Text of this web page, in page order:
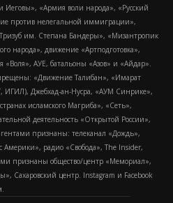
Иеговы», «Армия воли народа», «Русский
против нелегальной иммиграции»,
им. Степана Бандеры», «Мизантропик
народа», движение «Артподготовка»,
«Воля», АУЕ, батальоны «Азов» и «Айдар».
«Движение Талибан», «Имарат
ИГИЛ), Джебхад-ан-Нусра, «АУМ Синрике»,
исламского Магриба», «Сеть»,
деятельность «Открытой России»,
признаны: телеканал «Дождь»,
Америки», радио «Свобода», The Insider,
признаны общество/центр «Мемориал»,
Сахаровский центр. Instagram и Facebook